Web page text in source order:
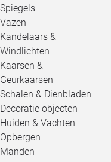
Spiegels
Vazen
Kandelaars &
Windlichten
Kaarsen &
Geurkaarsen
Schalen & Dienbladen
Decoratie objecten
Huiden & Vachten
Opbergen
Manden